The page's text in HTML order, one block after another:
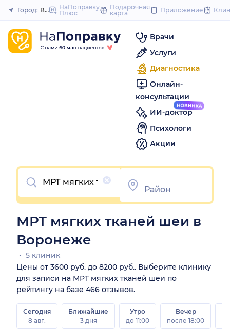
to
Закрыть
Город: ВоронежНаПоправку
Плюс
Подарочная
карта
Приложение
Врачи
Услуги
Диагностика
Онлайн-
консультации
ИИ-доктор
Психологи
Акции
Очистить
МРТ мягких тканей шеи в
Воронеже
5 клиник
Цены от 3600 руб. до 8200 руб.. Выберите клинику
для записи на МРТ мягких тканей шеи по
рейтингу на базе 466 отзывов.
Сегодня
8 авг.
Ближайшие
3 дня
Утро
до 11:00
Вечер
после 18:00